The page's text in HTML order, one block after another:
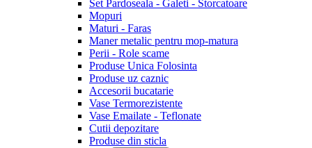
Set Pardoseala - Galeti - Storcatoare
Mopuri
Maturi - Faras
Maner metalic pentru mop-matura
Perii - Role scame
Produse Unica Folosinta
Produse uz caznic
Accesorii bucatarie
Vase Termorezistente
Vase Emailate - Teflonate
Cutii depozitare
Produse din sticla